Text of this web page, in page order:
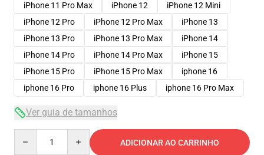
iPhone 11 Pro Max
iPhone 12
iPhone 12 Mini
iPhone 12 Pro
iPhone 12 Pro Max
iPhone 13
iPhone 13 Pro
iPhone 13 Pro Max
iPhone 14
iPhone 14 Pro
iPhone 14 Pro Max
iPhone 15
iPhone 15 Pro
iPhone 15 Pro Max
iphone 16
iphone 16 Pro
iphone 16 Plus iphone 16 Pro Max
Ver guia de tamanhos
ADICIONAR AO CARRINHO